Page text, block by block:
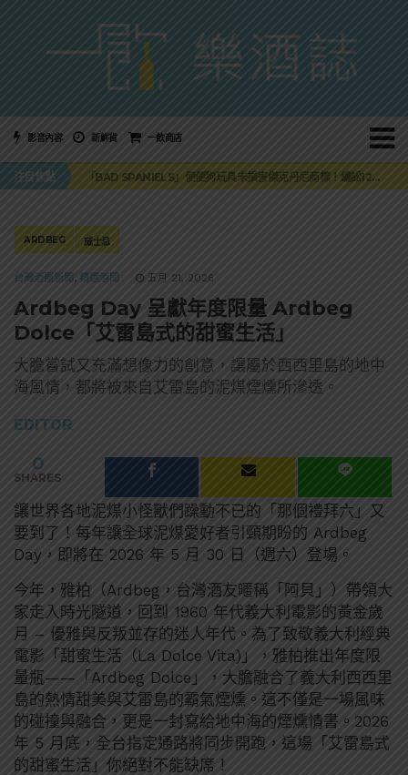
影音內容 新鮮貨 一飲商店
注目焦點
三得利六ROKU琴酒旬系列「柚子雪見」限量登場！首款罐裝GIN SODA 10月同步上市
「BAD SPANIELS」便便狗玩具未損害傑克丹尼商標！纏訟12年官司再次逆轉
麥卡倫 THE HARMONY COLLECTION 第六版最終章 -《椰風煖韻》
ARDBEG 威士忌
台灣酒圈新聞 , 精選酒聞 五月 21, 2026
Ardbeg Day 呈獻年度限量 Ardbeg
Dolce「艾雷島式的甜蜜生活」
大膽嘗試又充滿想像力的創意，讓屬於西西里島的地中
海風情，都將被來自艾雷島的泥煤煙燻所滲透。
EDITOR
0
SHARES
讓世界各地泥煤小怪獸們躁動不已的「那個禮拜六」又
要到了！每年讓全球泥煤愛好者引頸期盼的 Ardbeg
Day，即將在 2026 年 5 月 30 日（週六）登場。
今年，雅柏（Ardbeg，台灣酒友暱稱「阿貝」）帶領大
家走入時光隧道，回到 1960 年代義大利電影的黃金歲
月 – 優雅與反叛並存的迷人年代。為了致敬義大利經典
電影「甜蜜生活（La Dolce Vita)」，雅柏推出年度限
量瓶——「Ardbeg Dolce」，大膽融合了義大利西西里
島的熱情甜美與艾雷島的霸氣煙燻。這不僅是一場風味
的碰撞與融合，更是一封寫給地中海的煙燻情書。2026
年 5 月底，全台指定通路將同步開跑，這場「艾雷島式
的甜蜜生活」你絕對不能缺席！